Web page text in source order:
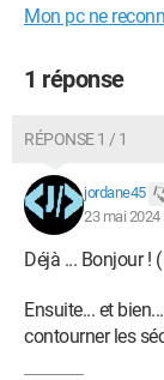
Mon pc ne
1 réponse
RÉPONSE 1 / 1
jordane45
23 mai 2024
Déjà ... Bonjour !
Ensuite... et
contourner les